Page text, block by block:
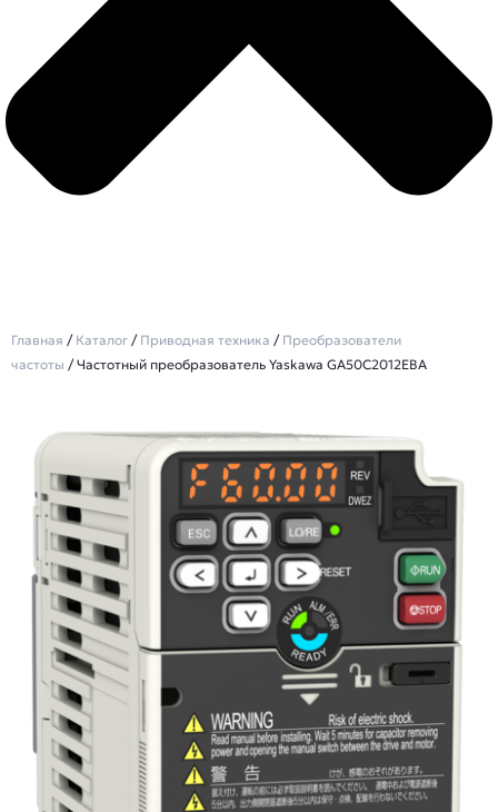
Главная / Каталог / Приводная техника / Преобразователи
частоты / Частотный преобразователь Yaskawa GA50C2012EBA